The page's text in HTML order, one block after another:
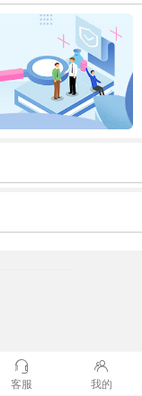
客服 我的